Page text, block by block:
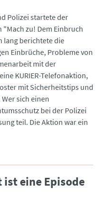
Polizei startete der
zu! Dem Einbruch
lang berichtete die
Einbrüche, Probleme von
mit der
KURIER-Telefonaktion,
mit Sicherheitstips und
sich einen
bei der Polizei
teil. Die Aktion war ein
eine Episode